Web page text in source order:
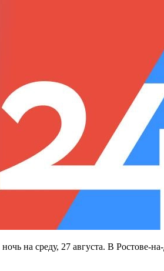
на среду, 27 августа. В